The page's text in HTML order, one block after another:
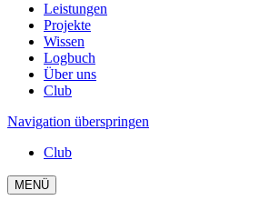
Leistungen
Projekte
Wissen
Logbuch
Über uns
Club
Navigation überspringen
Club
MENÜ